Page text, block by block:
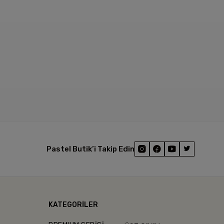
Pastel Butik’i Takip Edin
KATEGORİLER